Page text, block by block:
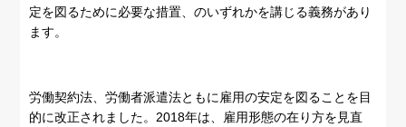
定を図るために必要な措置、のいずれかを講じる義務があり
ます。
労働契約法、労働者派遣法ともに雇用の安定を図ることを目
的に改正されました。2018年は、雇用形態の在り方を見直